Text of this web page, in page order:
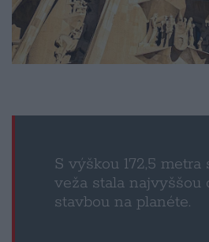
S výškou 172,5
veža stala najvyššou
stavbou na planéte.